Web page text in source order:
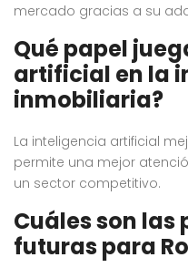
mercado gracias a su
Qué papel
artificial en la
inmobiliaria?
La inteligencia artificial
permite una mejor
un sector competitivo.
Cuáles son las
futuras para